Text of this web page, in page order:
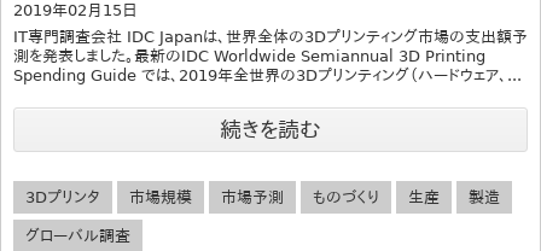
2019年02月15日
IT専門調査会社 IDC Japanは、世界全体の3Dプリンティング市場の支出額予
測を発表しました。最新のIDC Worldwide Semiannual 3D Printing
Spending Guide では、2019年全世界の3Dプリンティング（ハードウェア、...
続きを読む
3Dプリンタ 市場規模 市場予測 ものづくり 生産 製造
グローバル調査